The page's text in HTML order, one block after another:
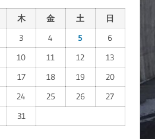
木 金 土
日
3 4 5
6
10 11 12
13
17 18 19
20
24 25 26
27
31